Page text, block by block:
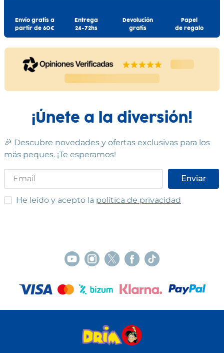
Envío gratis a
partir de 60€
Entrega
24-72hs
Devolución
gratis
Papel
de regalo
¡Únete a la diversión!
🎉 Descubre novedades y ofertas exclusivas para los
más peques. ¡Te esperamos!
Enviar
He leído y acepto las condiciones
He leído y acepto la política de privacidad